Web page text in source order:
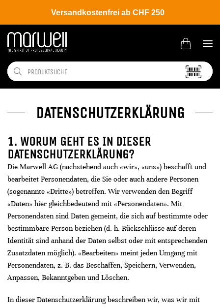
Versandkostenfrei ab CHF 250
Home Datenschutzerklärung
DATENSCHUTZERKLÄRUNG
1. WORUM GEHT ES IN DIESER
DATENSCHUTZ­ERKLÄRUNG?
Die Marwell AG (nachstehend auch «wir», «uns») beschafft und
bearbeitet Personendaten, die Sie oder auch andere Personen
(sogenannte «Dritte») betreffen. Wir verwenden den Begriff
«Daten» hier gleichbedeutend mit «Personendaten». Mit
Personendaten sind Daten gemeint, die sich auf bestimmte oder
bestimmbare Person beziehen (d. h. Rückschlüsse auf deren
Identität sind anhand der Daten selbst oder mit entsprechenden
Zusatzdaten möglich). «Bearbeiten» meint jeden Umgang mit
Personendaten, z. B. das Beschaffen, Speichern, Verwenden,
Anpassen, Bekanntgeben und Löschen.
In dieser Datenschutzerklärung beschreiben wir, was wir mit